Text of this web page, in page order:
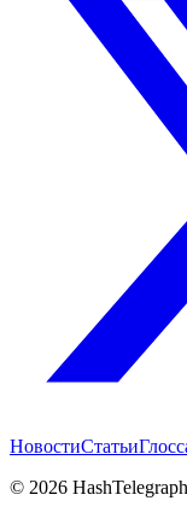
НовостиСтатьи
© 2026